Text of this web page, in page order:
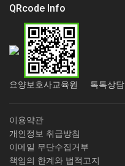
QRcode Info
요양보호사교육원 톡톡상담
이용약관
개인정보 취급방침
이메일 무단수집거부
책임의 한계와 법적고지